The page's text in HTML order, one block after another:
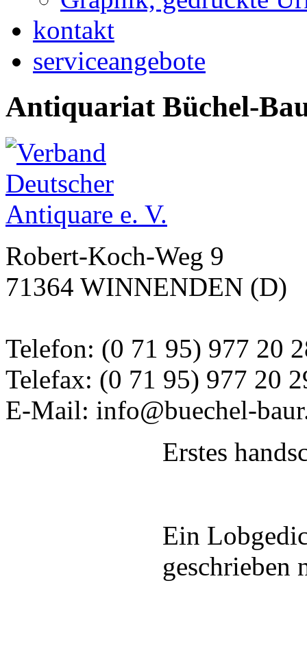
kontakt
serviceangebote
Antiquariat Büchel-
Robert-Koch-Weg 9
71364 WINNENDEN (D)
Telefon: (0 71 95) 977 20
Telefax: (0 71 95) 977 20
E-Mail: info@buechel-
Erstes
Ein
geschrieben